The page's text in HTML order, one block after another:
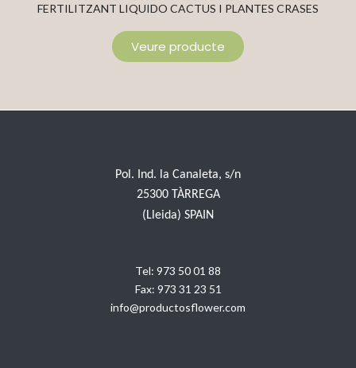
FERTILITZANT LIQUIDO CACTUS I PLANTES CRASES
Veure producte
Pol. Ind. la Canaleta, s/n
25300 TÀRREGA
(Lleida) SPAIN
Tel: 973 50 01 88
Fax: 973 31 23 51
info@productosflower.com